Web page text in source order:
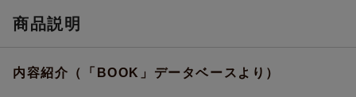
商品説明
内容紹介（「BOOK」データベースより）